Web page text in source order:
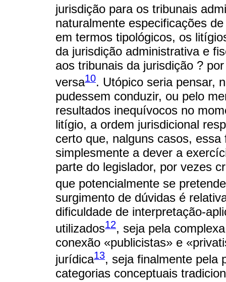
jurisdição para os tribunais
naturalmente especificações
em termos tipológicos, os
da jurisdição administrativa e
aos tribunais da jurisdição ?
versa10. Utópico seria pensar,
pudessem conduzir, ou pelo
resultados inequívocos no
litígio, a ordem jurisdicional
certo que, nalguns casos,
simplesmente a dever a
parte do legislador, por vezes
que potencialmente se
surgimento de dúvidas é
dificuldade de interpretação-
utilizados12, seja pela
conexão «publicistas» e
jurídica13, seja finalmente pela
categorias conceptuais